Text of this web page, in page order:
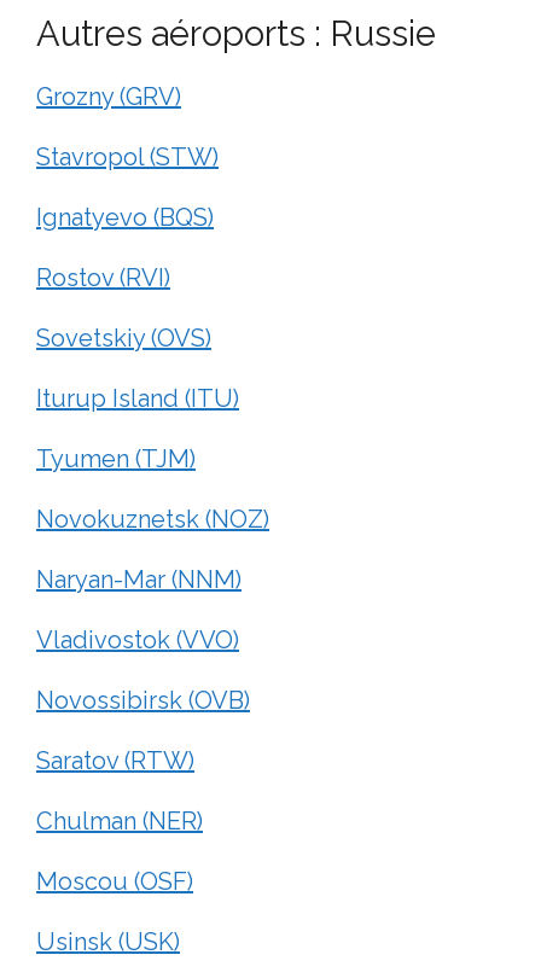
Autres aéroports : Russie
Grozny (GRV)
Stavropol (STW)
Ignatyevo (BQS)
Rostov (RVI)
Sovetskiy (OVS)
Iturup Island (ITU)
Tyumen (TJM)
Novokuznetsk (NOZ)
Naryan-Mar (NNM)
Vladivostok (VVO)
Novossibirsk (OVB)
Saratov (RTW)
Chulman (NER)
Moscou (OSF)
Usinsk (USK)